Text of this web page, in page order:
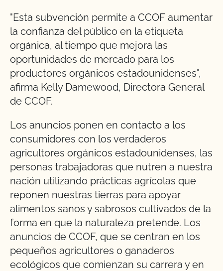
"Esta subvención permite a CCOF aumentar
la confianza del público en la etiqueta
orgánica, al tiempo que mejora las
oportunidades de mercado para los
productores orgánicos estadounidenses",
afirma Kelly Damewood, Directora General
de CCOF.
Los anuncios ponen en contacto a los
consumidores con los verdaderos
agricultores orgánicos estadounidenses, las
personas trabajadoras que nutren a nuestra
nación utilizando prácticas agrícolas que
reponen nuestras tierras para apoyar
alimentos sanos y sabrosos cultivados de la
forma en que la naturaleza pretende. Los
anuncios de CCOF, que se centran en los
pequeños agricultores o ganaderos
ecológicos que comienzan su carrera y en